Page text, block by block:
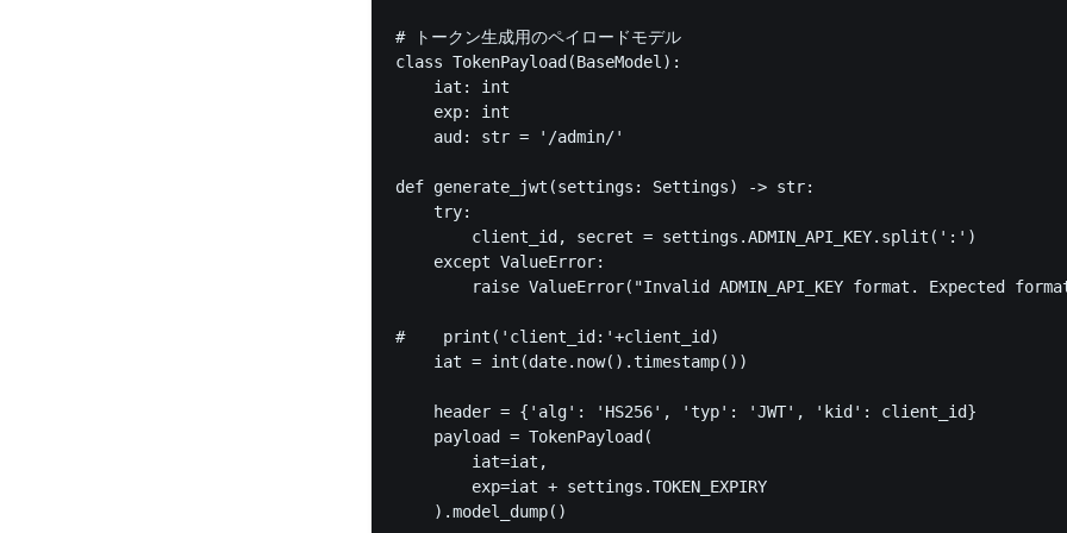
# トークン生成用のペイロードモデル
class TokenPayload(BaseModel):
    iat: int
    exp: int
    aud: str = '/admin/'
def generate_jwt(settings: Settings) -> str:
    try:
        client_id, secret = settings.ADMIN_API_KEY.split(':')
    except ValueError:
raise ValueError("Invalid ADMIN_API_KEY format. Expected
#    print('client_id:'+client_id)
    iat = int(date.now().timestamp())
    header = {'alg': 'HS256', 'typ': 'JWT', 'kid': client_id}
    payload = TokenPayload(
        iat=iat,
        exp=iat + settings.TOKEN_EXPIRY
    ).model_dump()